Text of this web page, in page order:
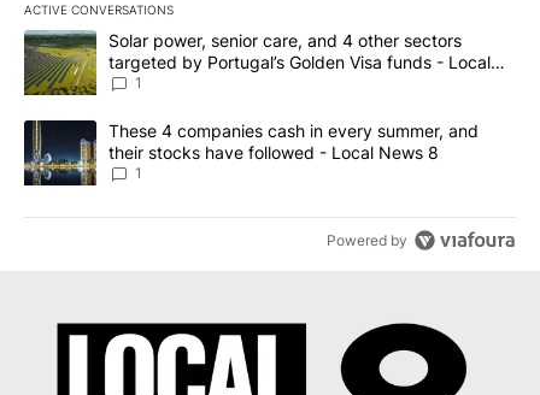
ACTIVE CONVERSATIONS
The following is a list of the most commented articles in the last
A trending article titled "Solar power, senior care, and 4 other
Solar power, senior care, and 4 other sectors
targeted by Portugal’s Golden Visa funds - Local
News 8
1
A trending article titled "These 4 companies cash in every
These 4 companies cash in every summer, and
their stocks have followed - Local News 8
1
Powered by